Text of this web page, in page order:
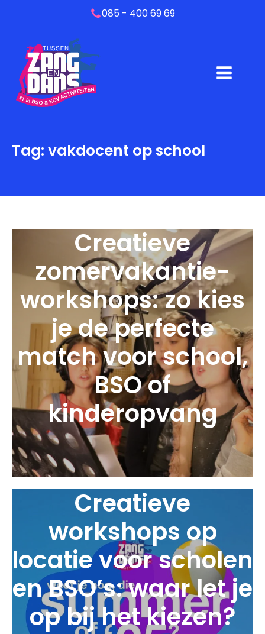
085 - 400 69 69
Tag: vakdocent op school
Creatieve
zomervakantie-
workshops: zo kies
je de perfecte
match voor school,
BSO of
kinderopvang
Creatieve
workshops op
locatie voor scholen
en BSO’s: waar let je
op bij het kiezen?